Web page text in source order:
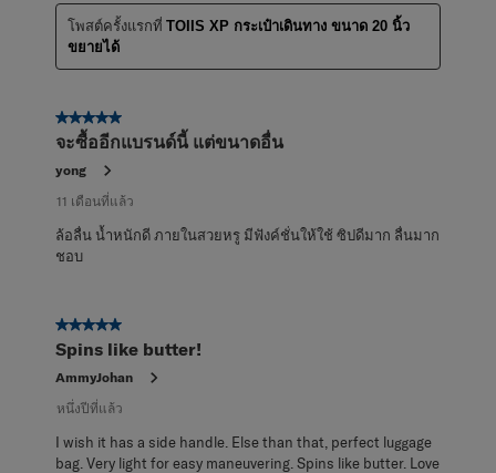
โพสต์ครั้งแรกที่ TOIIS XP กระเป๋าเดินทาง ขนาด 20 นิ้ว
ขยายได้
5 จาก 5 ดาว
จะซื้ออีกแบรนด์นี้ แต่ขนาดอื่น
yong
11 เดือนที่แล้ว
ล้อลื่น น้ำหนักดี ภายในสวยหรู มีฟังค์ชั่นให้ใช้ ซิปดีมาก ลื่นมาก
ชอบ
5 จาก 5 ดาว
Spins like butter!
AmmyJohan
หนึ่งปีที่แล้ว
I wish it has a side handle. Else than that, perfect luggage
bag. Very light for easy maneuvering. Spins like butter. Love